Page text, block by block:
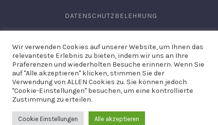
DATENSCHUTZBELEHRUNG
IMPRESSUM
Copyright © 2026Domäne Areal Hechingen. Site byHirschburg
WordPress
Wir verwenden Cookies auf unserer Website, um Ihnen das
relevanteste Erlebnis zu bieten, indem wir uns an Ihre
Präferenzen und wiederholten Besuche erinnern. Wenn Sie
auf "Alle akzeptieren" klicken, stimmen Sie der
Verwendung von ALLEN Cookies zu. Sie können jedoch
"Cookie-Einstellungen" besuchen, um eine kontrollierte
Zustimmung zu erteilen.
Cookie Einstellungen Alle akzeptieren